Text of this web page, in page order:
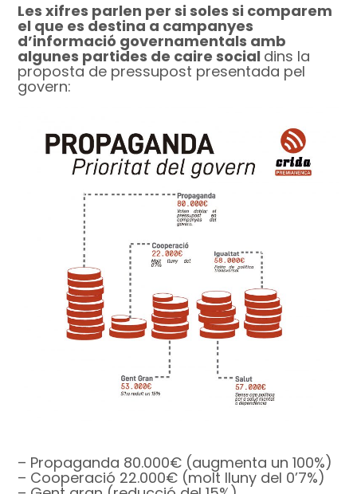
Les xifres parlen per si soles si comparem
el que es destina a campanyes
d’informació governamentals amb
algunes partides de caire social dins la
proposta de pressupost presentada pel
govern:
– Propaganda 80.000€ (augmenta un 100%)
– Cooperació 22.000€ (molt lluny del 0’7%)